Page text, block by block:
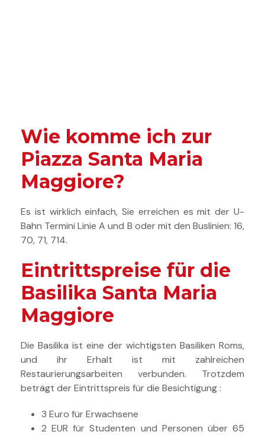
Wie komme ich zur
Piazza Santa Maria
Maggiore?
Es ist wirklich einfach, Sie erreichen es mit der U-
Bahn Termini Linie A und B oder mit den Buslinien: 16,
70, 71, 714.
Eintrittspreise für die
Basilika Santa Maria
Maggiore
Die Basilika ist eine der wichtigsten Basiliken Roms,
und ihr Erhalt ist mit zahlreichen
Restaurierungsarbeiten verbunden. Trotzdem
beträgt der Eintrittspreis für die Besichtigung :
3 Euro für Erwachsene
2 EUR für Studenten und Personen über 65